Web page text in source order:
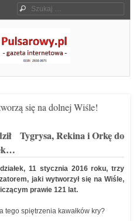
Szukaj
się na dolnej Wiśle!
Tygrysa, Rekina i Orkę do
11 stycznia 2016 roku, trzy
jaki wytworzył się na Wiśle,
prawie 121 lat.
tego spiętrzenia kawałków kry?